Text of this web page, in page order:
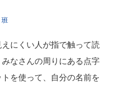
班
にくい人が指で触って読
なさんの周りにある点字
を使って、自分の名前を